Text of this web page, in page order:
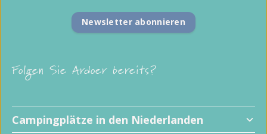
Folgen Sie Ardoer bereits?
Campingplätze in den Niederlanden
Newsletter abonnieren